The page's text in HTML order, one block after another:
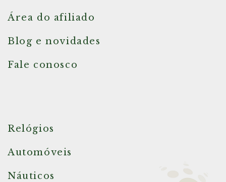
Área do afiliado
Blog e novidades
Fale conosco
Relógios
Automóveis
Náuticos